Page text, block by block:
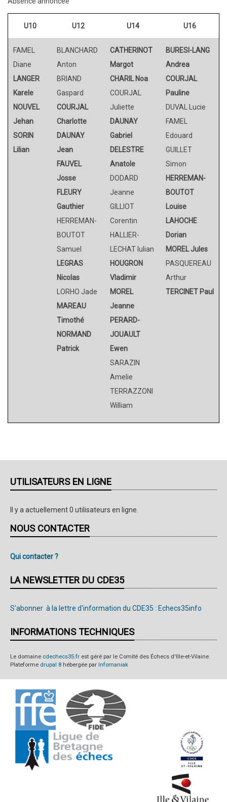
U10 U12 U14 U16
FAMEL
Diane
LANGER
Karele
NOUVEL
Jehan
SORIN
Lilian
BLANCHARD
Anton
BRIAND
Gaspard
COURJAL
Charlotte
DAUNAY
Jean
FAUVEL
Josse
FLEURY
Gauthier
HERREMAN-
BOUTOT
Samuel
LEGRAS
Nicolas
LORHO Jade
MAREAU
Timothé
NORMAND
Patrick
CATHERINOT
Margot
CHARIL Noa
COURJAL
Juliette
DAUNAY
Gabriel
DELESTRE
Anatole
DODARD
Jeanne
GILLIOT
Corentin
HALLIER-
LECHAT Iulian
HOUGRON
Vladimir
MOREL
Jeanne
PERARD-
JOUAULT
Ewen
SARAZIN
Amelie
TERRAZZONI
William
BURESI-LANG
Andrea
COURJAL
Pauline
DUVAL Lucie
FAMEL
Edouard
GUILLET
Simon
HERREMAN-
BOUTOT
Louise
LAHOCHE
Dorian
MOREL Jules
PASQUEREAU
Arthur
TERCINET Paul
UTILISATEURS EN LIGNE
Il y a actuellement 0 utilisateurs en ligne.
NOUS CONTACTER
Qui contacter ?
LA NEWSLETTER DU CDE35
S'abonner à la lettre d'information du CDE35 : Echecs35info
INFORMATIONS TECHNIQUES
Le domaine cdechecs35.fr est géré par le Comité des Échecs d'Ille-et-Vilaine.
Plateforme drupal 8 hébergée par Infomaniak